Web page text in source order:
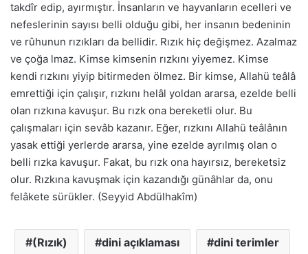
takdîr edip, ayırmıştır. İnsanların ve hayvanların ecelleri ve
nefeslerinin sayısı belli olduğu gibi, her insanın bedeninin
ve rûhunun rızıkları da bellidir. Rızık hiç değişmez. Azalmaz
ve çoğa lmaz. Kimse kimsenin rızkını yiyemez. Kimse
kendi rızkını yiyip bitirmeden ölmez. Bir kimse, Allahü teâlâ
emrettiği için çalışır, rızkını helâl yoldan ararsa, ezelde belli
olan rızkına kavuşur. Bu rızk ona bereketli olur. Bu
çalışmaları için sevâb kazanır. Eğer, rızkını Allahü teâlânın
yasak ettiği yerlerde ararsa, yine ezelde ayrılmış olan o
belli rızka kavuşur. Fakat, bu rızk ona hayırsız, bereketsiz
olur. Rızkına kavuşmak için kazandığı günâhlar da, onu
felâkete sürükler. (Seyyid Abdülhakîm)
(Rızık) dini açıklaması dini terimler